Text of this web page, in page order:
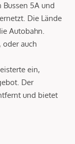
Bussen 5A und
Die Lände
Autobahn.
oder auch
ein,
Der
und bietet